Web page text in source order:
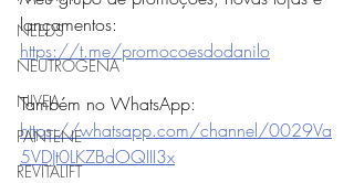
NEEDS
NEUTROGENA
NIVEA
PANTENE
REVITALIFT
lançamentos:
https://t.me/promocoesdodanilo
Também no WhatsApp:
https://whatsapp.com/channel/0029Va
5VDJt0LKZBdOQIII3x